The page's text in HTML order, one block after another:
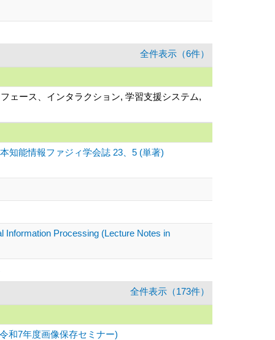
全件表示（6件）
ェース、インタラクション, 学習支援システム,
知能情報ファジィ学会誌 23、5 (単著)
Information Processing (Lecture Notes in
全件表示（173件）
和7年度画像保存セミナー)